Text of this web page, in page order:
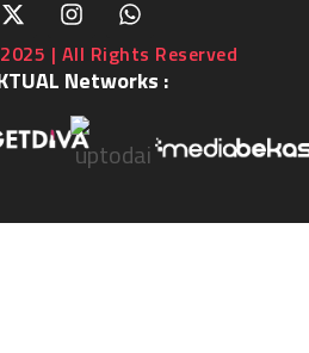
| All Rights Reserved
Networks :